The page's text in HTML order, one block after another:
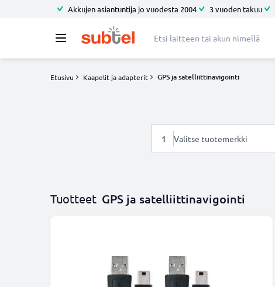
Akkujen asiantuntija jo vuodesta 2004 3 vuoden takuu
Etusivu Kaapelit ja adapterit GPS ja satelliittinavigointi
1 Valitse tuotemerkki
Tuotteet GPS ja satelliittinavigointi